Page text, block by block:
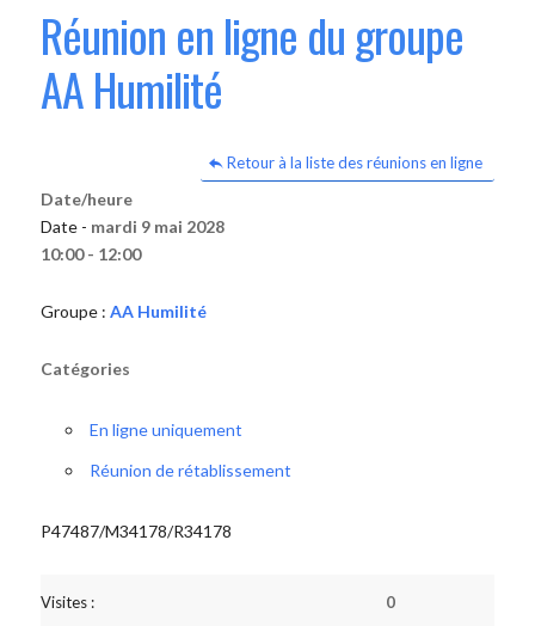
Réunion en ligne du groupe
AA Humilité
Retour à la liste des réunions en ligne
Date/heure
Date - mardi 9 mai 2028
10:00 - 12:00
Groupe : AA Humilité
Catégories
En ligne uniquement
Réunion de rétablissement
P47487/M34178/R34178
Visites : 0